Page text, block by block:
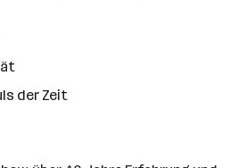
der Zeit